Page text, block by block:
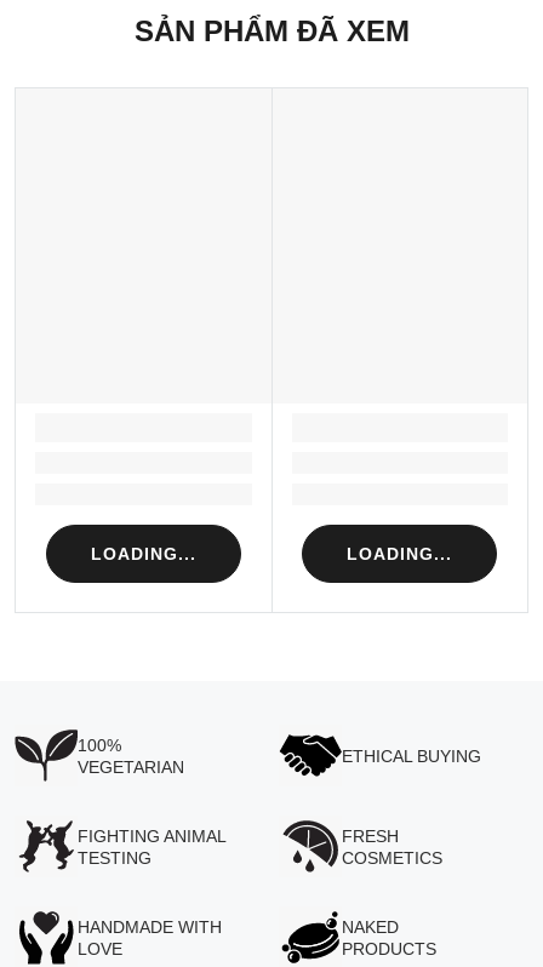
SẢN PHẨM ĐÃ XEM
LOADING... LOADING...
100%
VEGETARIAN
ETHICAL BUYING
FIGHTING ANIMAL
TESTING
FRESH
COSMETICS
HANDMADE WITH
LOVE
NAKED
PRODUCTS